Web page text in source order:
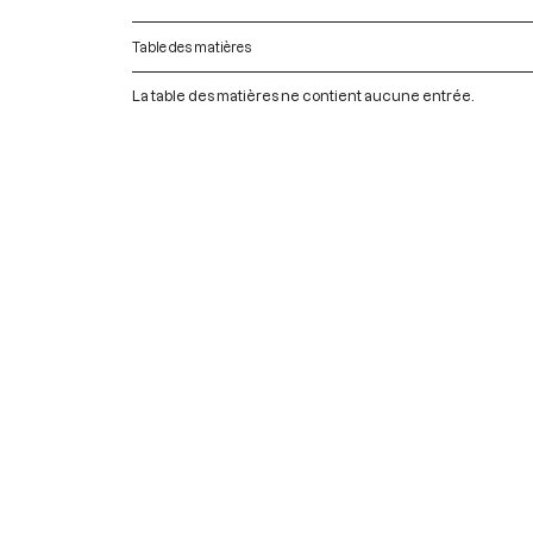
Table des matières
La table des matières ne contient aucune entrée.